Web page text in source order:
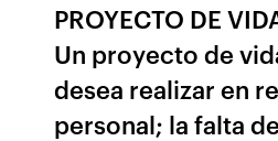
PROYECTO DE
Un proyecto de
desea realizar en
personal; la falta de